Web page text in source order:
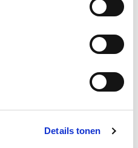
Details tonen
leer je veel over
ervaringen in jouw
je eigen
nemen?